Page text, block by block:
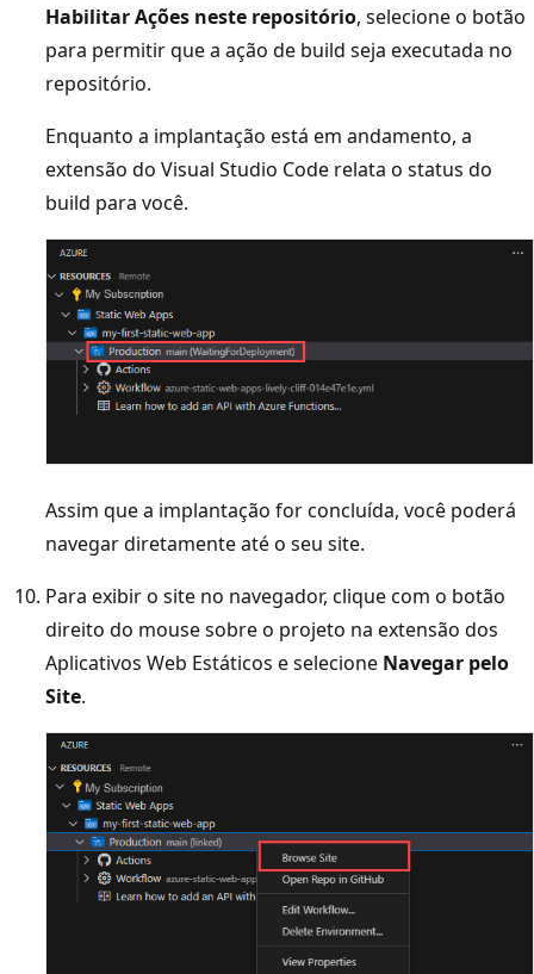
Habilitar Ações neste repositório, selecione o botão
para permitir que a ação de build seja executada no
repositório.
Enquanto a implantação está em andamento, a
extensão do Visual Studio Code relata o status do
build para você.
Assim que a implantação for concluída, você poderá
navegar diretamente até o seu site.
Para exibir o site no navegador, clique com o botão
direito do mouse sobre o projeto na extensão dos
Aplicativos Web Estáticos e selecione Navegar pelo
Site.